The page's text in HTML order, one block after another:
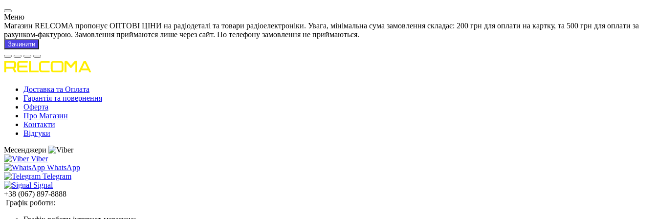
Меню
Магазин RELCOMA пропонує ОПТОВІ ЦІНИ на радіодеталі та товари радіоелектроніки. Увага, мінімальна сума замовлення складає: 200 грн для оплати на картку, та 500 грн для оплати за
рахунком-фактурою. Замовлення приймаются лише через сайт. По телефону замовлення не приймаються.
Зачинити
Доставка та Оплата
Гарантія та повернення
Оферта
Про Магазин
Контакти
Відгуки
Месенджери
Viber
WhatsApp
Telegram
Signal
+38 (067) 897-8888
Графік роботи: